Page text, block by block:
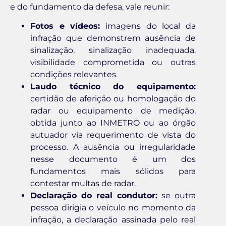
e do fundamento da defesa, vale reunir:
Fotos e vídeos: imagens do local da
infração que demonstrem ausência de
sinalização, sinalização inadequada,
visibilidade comprometida ou outras
condições relevantes.
Laudo técnico do equipamento:
certidão de aferição ou homologação do
radar ou equipamento de medição,
obtida junto ao INMETRO ou ao órgão
autuador via requerimento de vista do
processo. A ausência ou irregularidade
nesse documento é um dos
fundamentos mais sólidos para
contestar multas de radar.
Declaração do real condutor: se outra
pessoa dirigia o veículo no momento da
infração, a declaração assinada pelo real